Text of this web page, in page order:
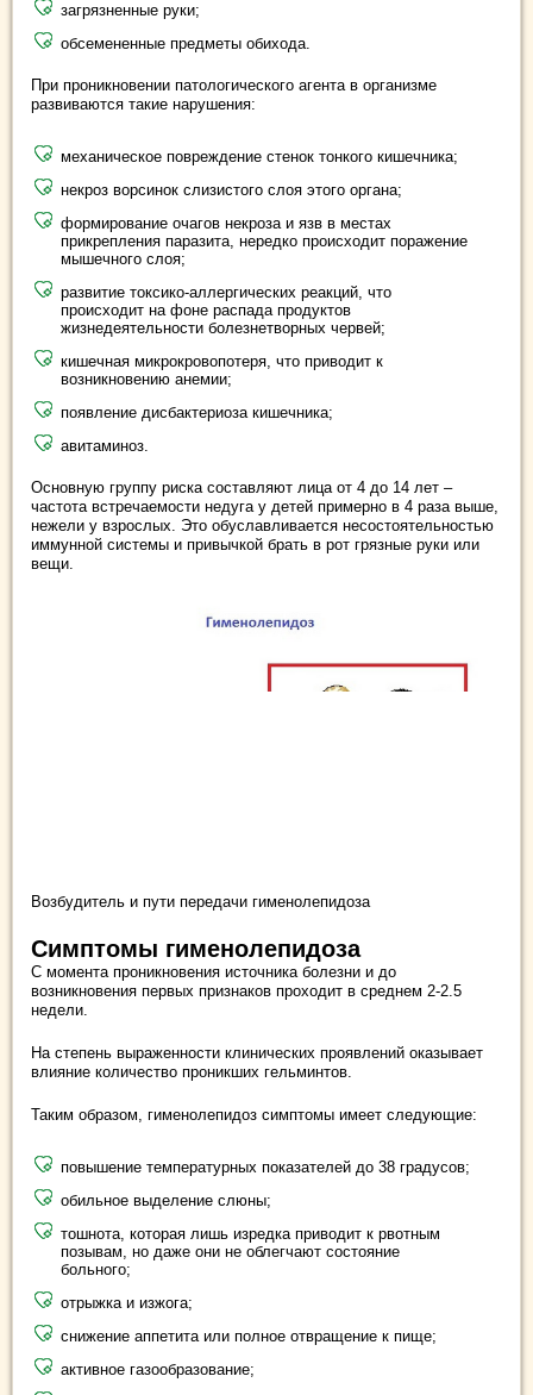
загрязненные руки;
обсемененные предметы обихода.
При проникновении патологического агента в организме
развиваются такие нарушения:
механическое повреждение стенок тонкого кишечника;
некроз ворсинок слизистого слоя этого органа;
формирование очагов некроза и язв в местах
прикрепления паразита, нередко происходит поражение
мышечного слоя;
развитие токсико-аллергических реакций, что
происходит на фоне распада продуктов
жизнедеятельности болезнетворных червей;
кишечная микрокровопотеря, что приводит к
возникновению анемии;
появление дисбактериоза кишечника;
авитаминоз.
Основную группу риска составляют лица от 4 до 14 лет –
частота встречаемости недуга у детей примерно в 4 раза выше,
нежели у взрослых. Это обуславливается несостоятельностью
иммунной системы и привычкой брать в рот грязные руки или
вещи.
Возбудитель и пути передачи гименолепидоза
Симптомы гименолепидоза
С момента проникновения источника болезни и до
возникновения первых признаков проходит в среднем 2-2.5
недели.
На степень выраженности клинических проявлений оказывает
влияние количество проникших гельминтов.
Таким образом, гименолепидоз симптомы имеет следующие:
повышение температурных показателей до 38 градусов;
обильное выделение слюны;
тошнота, которая лишь изредка приводит к рвотным
позывам, но даже они не облегчают состояние
больного;
отрыжка и изжога;
снижение аппетита или полное отвращение к пище;
активное газообразование;